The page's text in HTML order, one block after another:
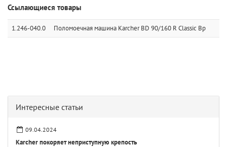
Ссылающиеся товары
1.246-040.0 Поломоечная машина Karcher BD 90/160 R Classic Bp
Интересные статьи
09.04.2024
Karcher покоряет неприступную крепость